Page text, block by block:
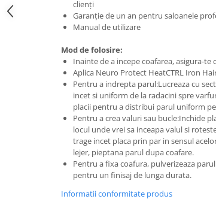
clienți
Garanție de un an pentru saloanele
Manual de utilizare
Mod de folosire:
Inainte de a incepe coafarea, asigura-te
Aplica Neuro Protect HeatCTRL Iron
Pentru a indrepta parul:Lucreaza cu
incet si uniform de la radacini spre
placii pentru a distribui parul uniform
Pentru a crea valuri sau bucle:Inchide
locul unde vrei sa inceapa valul si
trage incet placa prin par in sensul
lejer, pieptana parul dupa coafare.
Pentru a fixa coafura, pulverizeaza
pentru un finisaj de lunga durata.
Informatii conformitate produs